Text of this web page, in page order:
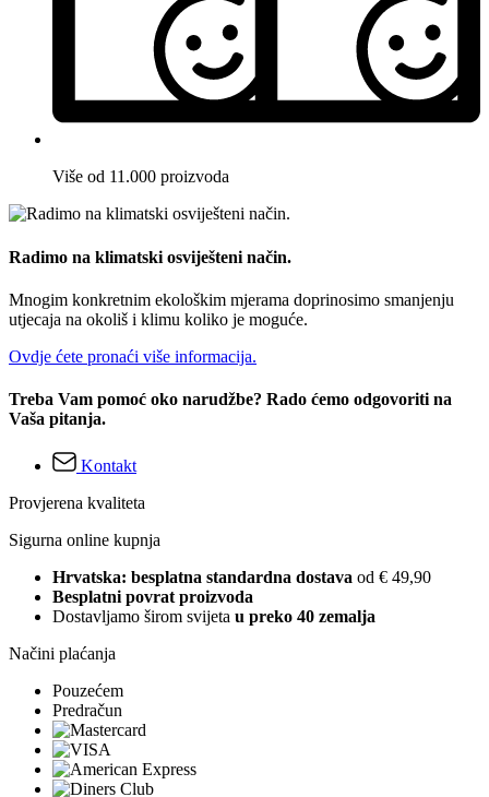
Više od 11.000 proizvoda
Radimo na klimatski osviješteni način.
Mnogim konkretnim ekološkim mjerama doprinosimo smanjenju
utjecaja na okoliš i klimu koliko je moguće.
Ovdje ćete pronaći više informacija.
Treba Vam pomoć oko narudžbe? Rado ćemo odgovoriti na
Vaša pitanja.
Kontakt
Provjerena kvaliteta
Sigurna online kupnja
Hrvatska: besplatna standardna dostava od € 49,90
Besplatni povrat proizvoda
Dostavljamo širom svijeta u preko 40 zemalja
Načini plaćanja
Pouzećem
Predračun